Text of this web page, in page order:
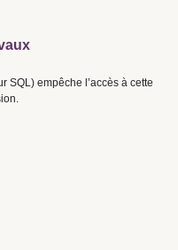
SQL) empêche l’accès à cette